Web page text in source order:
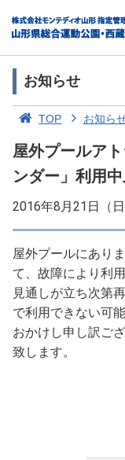
お知らせ
TOP お知ら
屋外プールア
ンダー」利用
2016年8月21日（日
屋外プールにあり
て、故障により利
見通しが立ち次第
で利用できない可
おかけし申し訳ご
致します。